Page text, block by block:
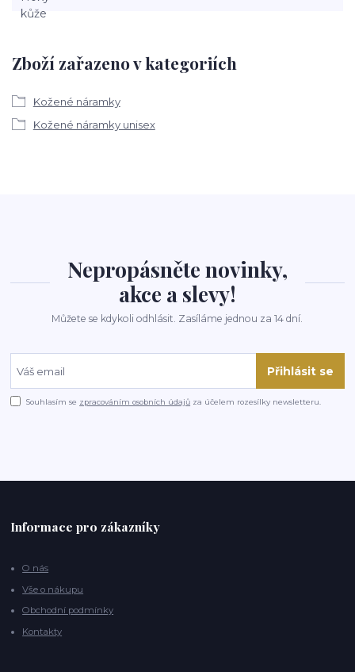
Zboží zařazeno v kategoriích
Kožené náramky
Kožené náramky unisex
Nepropásněte novinky,
akce a slevy!
Můžete se kdykoli odhlásit. Zasíláme jednou za 14 dní.
Přihlásit se
Souhlasím se zpracováním osobních údajů za účelem rozesílky newsletteru.
Informace pro zákazníky
O nás
Vše o nákupu
Obchodní podmínky
Kontakty